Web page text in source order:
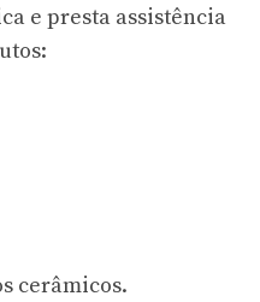
e presta assistência
cerâmicos.